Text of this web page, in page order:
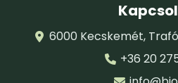
Biodinamikus
Próbáld ki a Bio Rózsa-Yam
arckrémünket, mely vitalizál,
6000 Kecskemét,
+36 20